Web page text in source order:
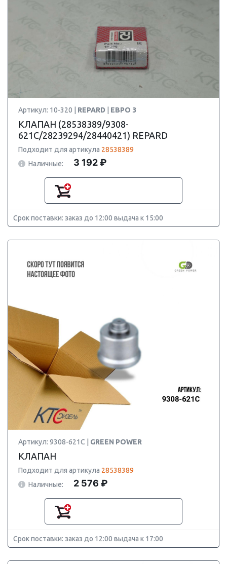
Артикул: 10-320 | REPARD ЕВРО 3
КЛАПАН (28538389/9308-
621C/28239294/28440421) REPARD
Подходит для артикула 28538389
Наличные:
3 192 ₽
Срок поставки: заказ до 12:00 выдача к 15:00
Артикул: 9308-621C | GREEN POWER
КЛАПАН
Подходит для артикула 28538389
Наличные:
2 576 ₽
Срок поставки: заказ до 12:00 выдача к 17:00